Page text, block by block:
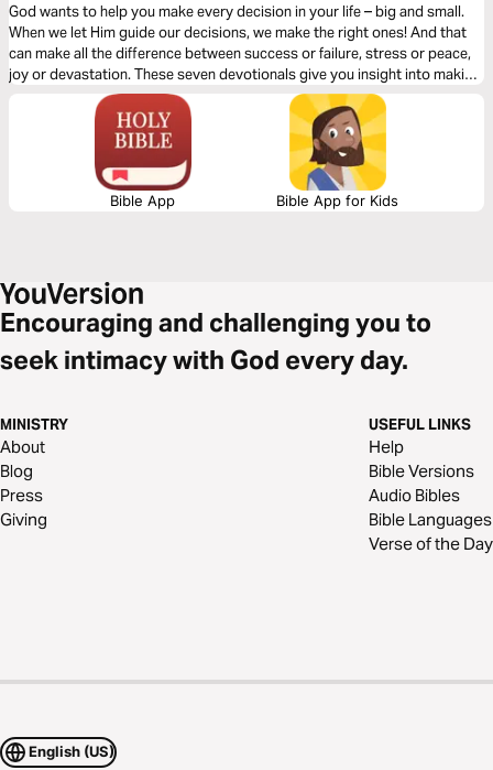
God wants to help you make every decision in your life – big and small.
When we let Him guide our decisions, we make the right ones! And that
can make all the difference between success or failure, stress or peace,
joy or devastation. These seven devotionals give you insight into making
the right decisions every time with God's help.
Bible App Bible App for Kids
Encouraging and challenging you to
seek intimacy with God every day.
MINISTRY
About
Blog
Press
Giving
USEFUL LINKS
Help
Bible Versions
Audio Bibles
Bible Languages
Verse of the Day
English (US)